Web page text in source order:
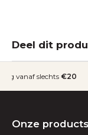
Deel dit
vanaf slechts €20
Onze